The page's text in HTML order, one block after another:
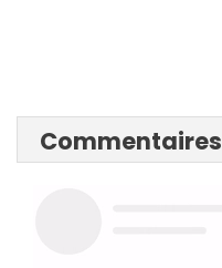
Commentaires